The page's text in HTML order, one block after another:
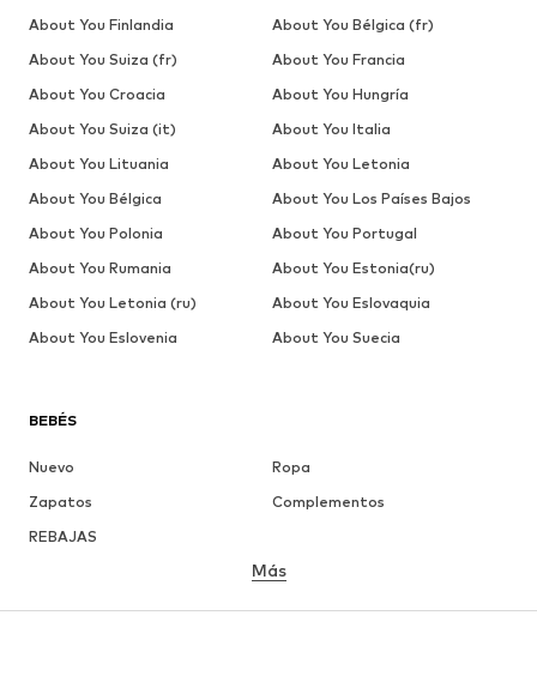
BEBÉS
Nuevo
Ropa
Zapatos
Complementos
REBAJAS
Más
About You Finlandia
About You Bélgica (fr)
About You Suiza (fr)
About You Francia
About You Croacia
About You Hungría
About You Suiza (it)
About You Italia
About You Lituania
About You Letonia
About You Bélgica
About You Los Países Bajos
About You Polonia
About You Portugal
About You Rumania
About You Estonia(ru)
About You Letonia (ru)
About You Eslovaquia
About You Eslovenia
About You Suecia